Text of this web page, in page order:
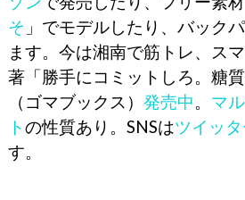
そ 」でモデルしたり、バック
ます。今は湘南で筋トレ、ス
著「勝手にコミットしろ。糖
（ゴマブックス） 発売中。 マ
トの性質あり。SNSはツイッ
す。